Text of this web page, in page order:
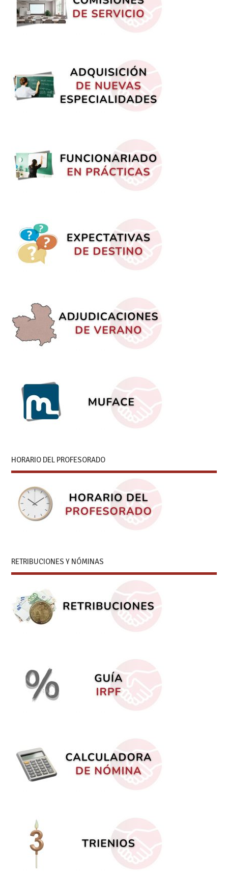
HORARIO DEL PROFESORADO
RETRIBUCIONES Y NÓMINAS